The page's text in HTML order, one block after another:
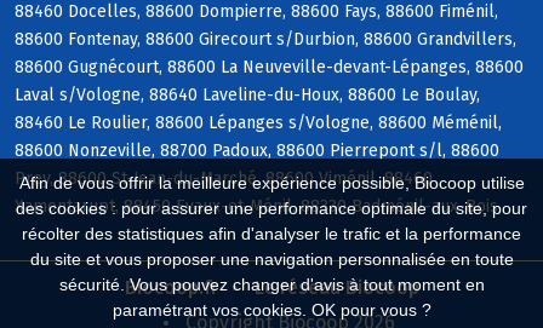
Afin de vous offrir la meilleure expérience possible, Biocoop utilise
des cookies : pour assurer une performance optimale du site, pour
récolter des statistiques afin d'analyser le trafic et la performance
du site et vous proposer une navigation personnalisée en toute
sécurité. Vous pouvez changer d'avis à tout moment en
paramétrant vos cookies. OK pour vous ?
88460 Docelles, 88600 Dompierre, 88600 Fays, 88600 Fiménil,
88600 Fontenay, 88600 Girecourt s/Durbion, 88600 Grandvillers,
88600 Gugnécourt, 88600 La Neuveville-devant-Lépanges, 88600
Laval s/Vologne, 88640 Laveline-du-Houx, 88600 Le Boulay,
88460 Le Roulier, 88600 Lépanges s/Vologne, 88600 Méménil,
88600 Nonzeville, 88700 Padoux, 88600 Pierrepont s/l, 88600
Prey, 88600 St-Jean-du-Marché, 88600 Viménil, 88460
Xamontarupt, 88450 Evaux-et-Ménil, 88330 Badménil-aux-Bois
Biocoop.fr
Le réseau Biocoop
Copyright Biocoop 2026